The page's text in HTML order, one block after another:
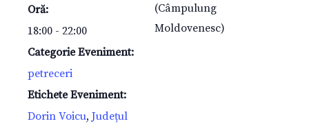
Oră:
18:00 - 22:00
Categorie Eveniment:
petreceri
Etichete Eveniment:
Dorin Voicu, Județul
(Câmpulung
Moldovenesc)